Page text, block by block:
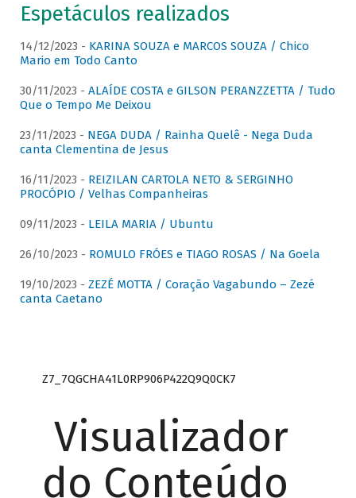
Espetáculos realizados
14/12/2023 - KARINA SOUZA e MARCOS SOUZA / Chico
Mario em Todo Canto
30/11/2023 - ALAÍDE COSTA e GILSON PERANZZETTA / Tudo
Que o Tempo Me Deixou
23/11/2023 - NEGA DUDA / Rainha Quelê - Nega Duda
canta Clementina de Jesus
16/11/2023 - REIZILAN CARTOLA NETO & SERGINHO
PROCÓPIO / Velhas Companheiras
09/11/2023 - LEILA MARIA / Ubuntu
26/10/2023 - ROMULO FRÓES e TIAGO ROSAS / Na Goela
19/10/2023 - ZEZÉ MOTTA / Coração Vagabundo – Zezé
canta Caetano
Z7_7QGCHA41L0RP906P422Q9Q0CK7
Visualizador
do Conteúdo